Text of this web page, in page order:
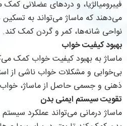
فیبرومیالژیا، و دردهای عضلانی
می‌دهند که ماساژ می‌تواند به تسکین
نواحی شانه‌ها، کمر و گردن کمک کند.
بهبود کیفیت خواب
ماساژ به بهبود کیفیت خواب کمک
بی‌خوابی و مشکلات خواب ناشی از
ذهنی و جسمی حاصل از ماساژ،
تقویت سیستم ایمنی بدن
ماساژ درمانی می‌تواند عملکرد